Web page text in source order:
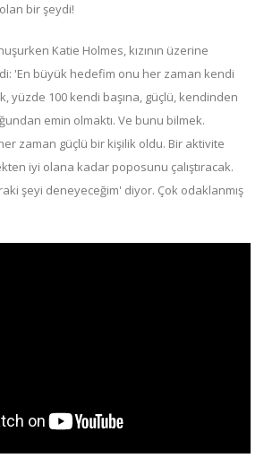
bir şeydi!
Katie Holmes, kızının üzerine
'En büyük hedefim onu her zaman kendi
yüzde 100 kendi başına, güçlü, kendinden
emin olmaktı. Ve bunu bilmek.
zaman güçlü bir kişilik oldu. Bir aktivite
iyi olana kadar poposunu çalıştıracak.
şeyi deneyeceğim' diyor. Çok odaklanmış